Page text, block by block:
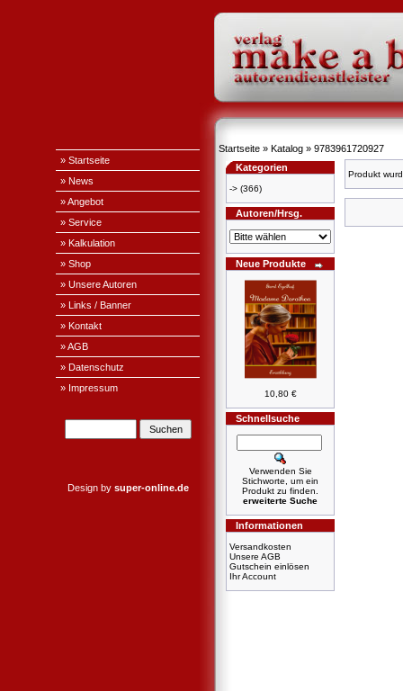
» Startseite
» News
» Angebot
» Service
» Kalkulation
» Shop
» Unsere Autoren
» Links / Banner
» Kontakt
» AGB
» Datenschutz
» Impressum
Design by super-online.de
Startseite » Katalog » 9783961720927
Kategorien
-> (366)
Autoren/Hrsg.
Neue Produkte
10,80 €
Schnellsuche
Verwenden Sie
Stichworte, um ein
Produkt zu finden.
erweiterte Suche
Informationen
Versandkosten
Unsere AGB
Gutschein einlösen
Ihr Account
Produkt